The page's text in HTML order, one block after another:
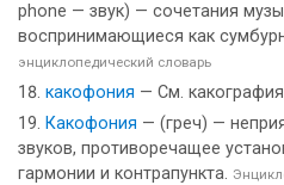
phone — звук) — сочетания
воспринимающиеся как
энциклопедический словарь
какофония — См. какография
Какофония — (греч) —
звуков, противоречащее
гармонии и контрапункта.